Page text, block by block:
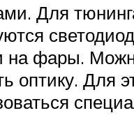
Для
на фары.
оптику. Для